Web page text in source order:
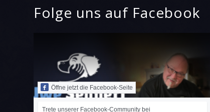
Folge uns auf Facebook
Öffne jetzt die Facebook-Seite
Trete unserer Facebook-Community bei